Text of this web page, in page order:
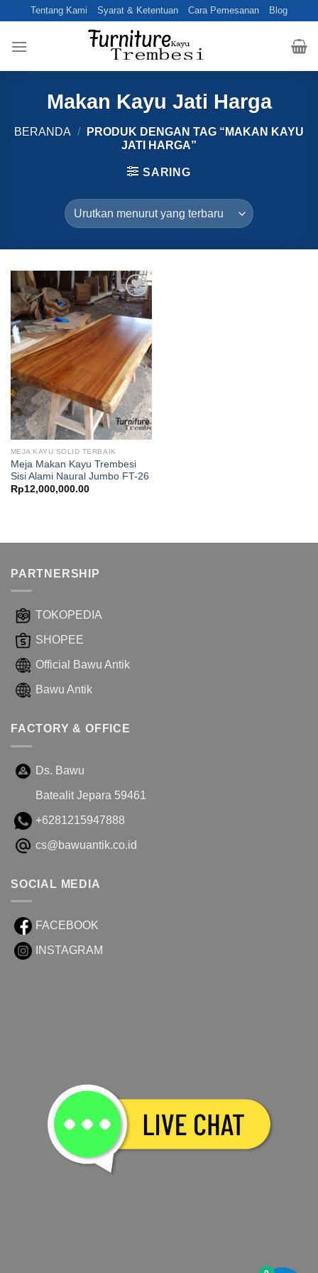
content
Tentang Kami Syarat & Ketentuan Cara Pemesanan Blog
Makan Kayu Jati Harga
BERANDA /
PRODUK DENGAN TAG “MAKAN KAYU
JATI HARGA”
SARING
MEJA KAYU SOLID TERBAIK
Meja Makan Kayu Trembesi
Sisi Alami Naural Jumbo FT-26
Rp12,000,000.00
PARTNERSHIP
TOKOPEDIA
SHOPEE
Official Bawu Antik
Bawu Antik
FACTORY & OFFICE
Ds. Bawu
Batealit Jepara 59461
+6281215947888
cs@bawuantik.co.id
SOCIAL MEDIA
FACEBOOK
INSTAGRAM